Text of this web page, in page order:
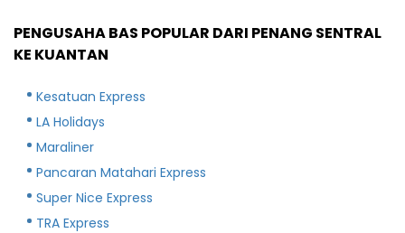
PENGUSAHA BAS POPULAR DARI PENANG SENTRAL
KE KUANTAN
Kesatuan Express
LA Holidays
Maraliner
Pancaran Matahari Express
Super Nice Express
TRA Express